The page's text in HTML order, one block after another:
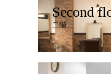
Second
二階